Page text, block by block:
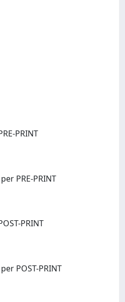
PRINT
PRE-PRINT
PRINT
POST-PRINT